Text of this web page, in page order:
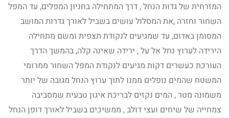
המזרחית של גדות הנחל , דרך המתחילה בחניון המפלים, עד המפל
השחור וחזרה ,את המסלול עושים בשביל לאורך גדרות המושב
המסומן באדום, עד שמגיעים לנקודת תצפית ומשם מתחילה
הירידה לערוץ נחל אל על , ירידה שאינה קלה, בהמשך הדרך
העורכת כעשרים דקות מגיעים לנקודת המפל השחור ממרומי
המשטח שהמים נופלים ממנו לתוך ערוץ הנחל מגובה של יותר
משמונה מטר , המים נקזים לבריכת איגון טבעית שמסביבה
צמחייה של שיחים ועצי דולב , ממשיכים בשביל לאורך דופן הנחל